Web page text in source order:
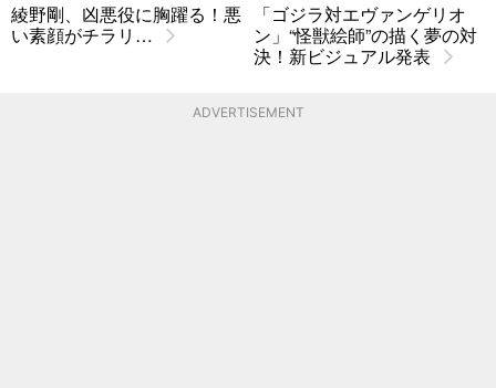
綾野剛、凶悪役に胸躍る！悪
い素顔がチラリ…
「ゴジラ対エヴァンゲリオ
ン」“怪獣絵師”の描く夢の対
決！新ビジュアル発表
ADVERTISEMENT